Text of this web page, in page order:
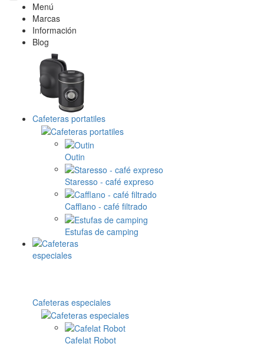
Menú
Marcas
Información
Blog
Cafeteras portatiles
Outin
Staresso - café expreso
Cafflano - café filtrado
Estufas de camping
Cafeteras especiales
Cafelat Robot